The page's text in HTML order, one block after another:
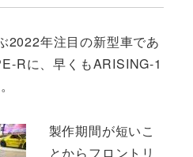
2022年注目の新型車であ
Rに、早くもARISING-1
製作期間が短いこ
とからフロントリ